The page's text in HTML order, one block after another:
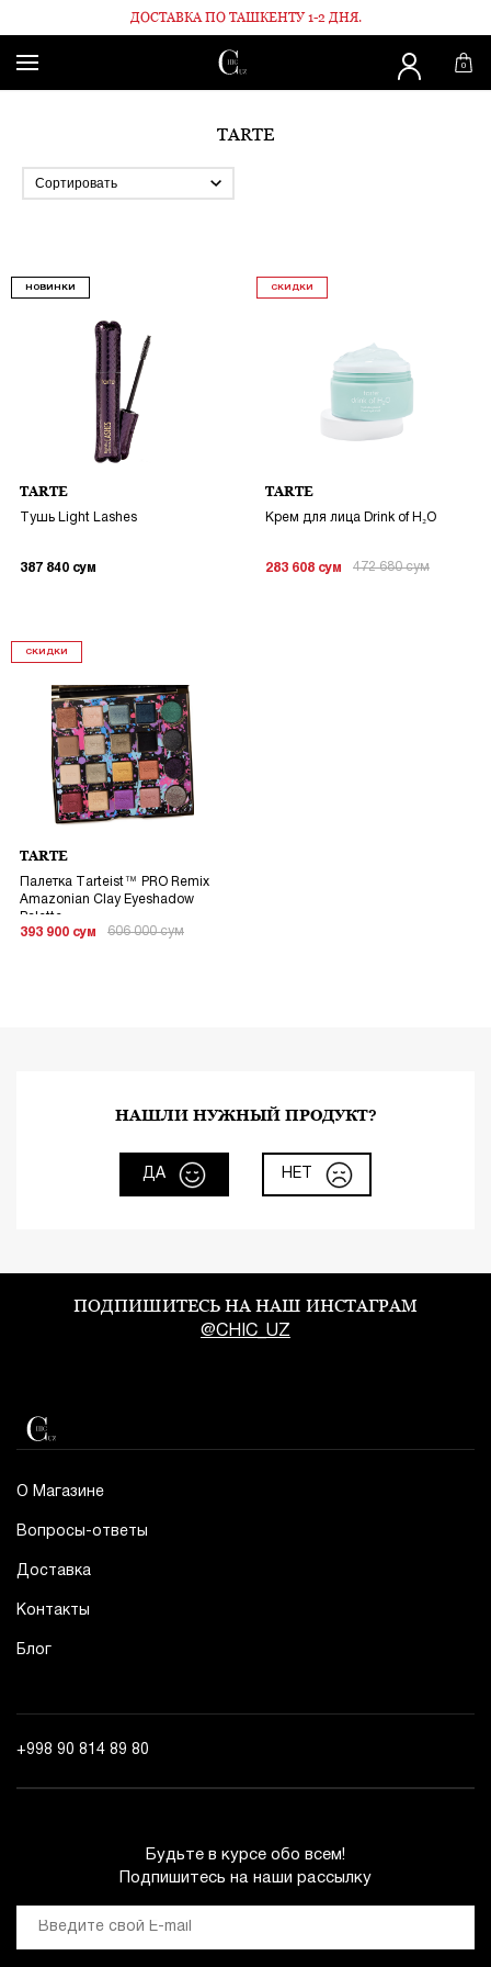
ДОСТАВКА ПО ТАШКЕНТУ 1-2 ДНЯ.
0
Бренды TARTE
TARTE
НОВИНКИ
TARTE
Тушь Light Lashes
387 840 сум
СКИДКИ
TARTE
Крем для лица Drink of H₂O
283 608 сум 472 680сум
СКИДКИ
TARTE
Палетка Tarteist™ PRO Remix
Amazonian Clay Eyeshadow
Palette
393 900 сум 606 000сум
НАШЛИ НУЖНЫЙ ПРОДУКТ?
ДА НЕТ
ПОДПИШИТЕСЬ НА НАШ ИНСТАГРАМ
@CHIC_UZ
О Магазине
Вопросы-ответы
Доставка
Контакты
Блог
+998 90 814 89 80
Будьте в курсе обо всем!
Подпишитесь на наши рассылку